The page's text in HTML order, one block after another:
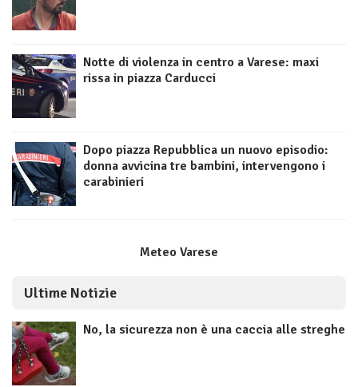
Notte di violenza in centro a Varese: maxi
rissa in piazza Carducci
Dopo piazza Repubblica un nuovo episodio:
donna avvicina tre bambini, intervengono i
carabinieri
Meteo Varese
Ultime Notizie
No, la sicurezza non è una caccia alle streghe